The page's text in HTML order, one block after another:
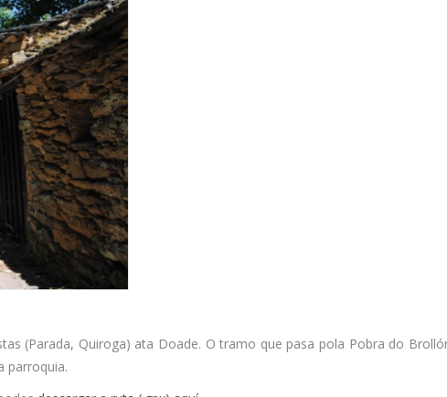
(Parada, Quiroga) ata Doade. O tramo que pasa pola Pobra do
parroquia.